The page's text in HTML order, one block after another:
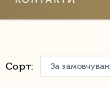
Сорт: